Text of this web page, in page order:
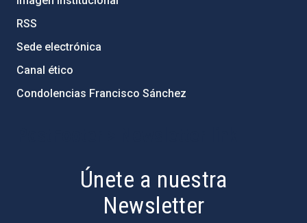
RSS
Sede electrónica
Canal ético
Condolencias Francisco Sánchez
Únete a nuestra
Newsletter